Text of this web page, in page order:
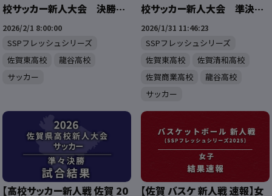
校サッカー新人大会 決勝
試合結果
2026/2/1 8:00:00
SSPフレッシュシリーズ
佐賀東高校
龍谷高校
サッカー
校サッカー新人大会 準決
勝 試合結果
2026/1/31 11:46:23
SSPフレッシュシリーズ
佐賀東高校
佐賀清和高校
佐賀商業高校
龍谷高校
サッカー
【高校サッカー新人戦 佐賀 20
【佐賀 バスケ 新人戦 速報】女